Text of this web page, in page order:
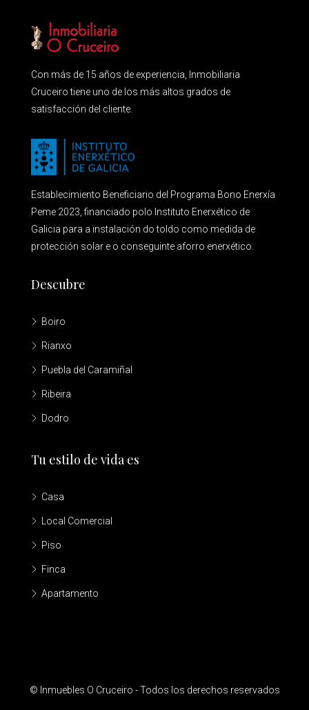
Con más de 15 años de experiencia, Inmobiliaria
Cruceiro tiene uno de los más altos grados de
satisfacción del cliente.
Establecimiento Beneficiario del Programa Bono Enerxía
Peme 2023, financiado polo Instituto Enerxético de
Galicia para a instalación do toldo como medida de
protección solar e o conseguinte aforro enerxético.
Descubre
Boiro
Rianxo
Puebla del Caramiñal
Ribeira
Dodro
Tu estilo de vida es
Casa
Local Comercial
Piso
Finca
Apartamento
© Inmuebles O Cruceiro - Todos los derechos reservados